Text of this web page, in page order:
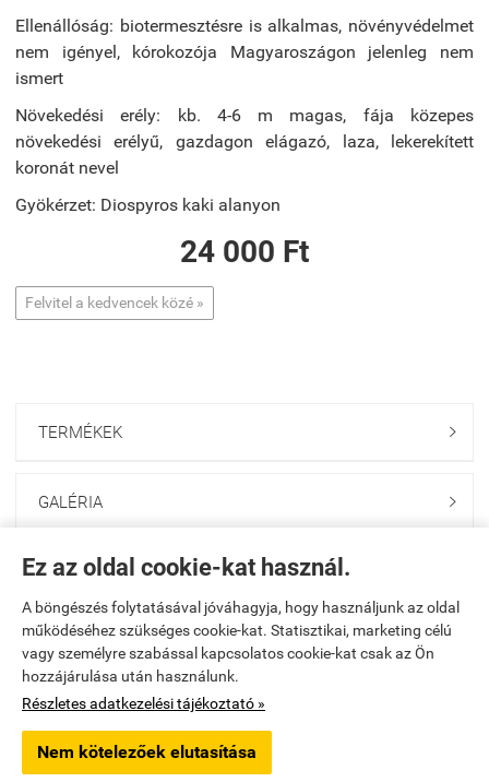
Ez az oldal cookie-kat használ.
A böngészés folytatásával jóváhagyja, hogy használjunk az oldal
működéséhez szükséges cookie-kat. Statisztikai, marketing célú
vagy személyre szabással kapcsolatos cookie-kat csak az Ön
hozzájárulása után használunk.
Részletes adatkezelési tájékoztató »
Nem kötelezőek elutasítása
Ellenállóság: biotermesztésre is alkalmas, növényvédelmet
nem igényel, kórokozója Magyaroszágon jelenleg nem
ismert
Növekedési erély: kb. 4-6 m magas, fája közepes
növekedési erélyű, gazdagon elágazó, laza, lekerekített
koronát nevel
Gyökérzet: Diospyros kaki alanyon
24 000 Ft
Felvitel a kedvencek közé »
TERMÉKEK 
GALÉRIA 
ONLINE GAZDABOLT
Saját fiók
Elérhetőségek